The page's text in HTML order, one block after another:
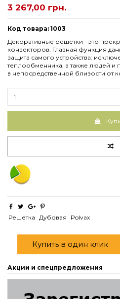
3 267,00 грн.
Код товара: 1003
Декоративные решетки - это
конвекторов. Главная функция
защита самого устройства:
теплообменника, а также людей и
в непосредственной близости от
Решетка Дубовая Polvax
Купить в один клик
Акции и спецпредложения